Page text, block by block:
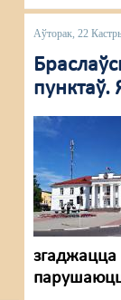
Аўторак, 22
пунктаў.
згаджацца